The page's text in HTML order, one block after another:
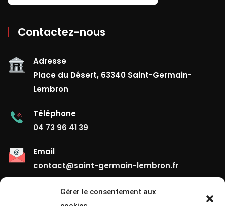
Gérer le consentement aux
Contactez-nous
Adresse
Place du Désert, 63340 Saint-Germain-
Lembron
Téléphone
04 73 96 41 39
Email
contact@saint-germain-lembron.fr
Liens Utiles